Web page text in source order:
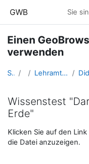
GWB Sie
Einen
verwenden
Startseite Kurse Lehramtsausbildung GW im Cluster Österreich Mitte
Wissenstest
Erde"
Klicken Sie auf den Link
die Datei anzuzeigen.